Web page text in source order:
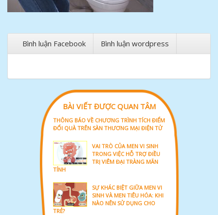
Bình luận Facebook Bình luận wordpress
BÀI VIẾT ĐƯỢC QUAN TÂM
THÔNG BÁO VỀ CHƯƠNG TRÌNH TÍCH ĐIỂM
ĐỔI QUÀ TRÊN SÀN THƯƠNG MẠI ĐIỆN TỬ
VAI TRÒ CỦA MEN VI SINH
TRONG VIỆC HỖ TRỢ ĐIỀU
TRỊ VIÊM ĐẠI TRÀNG MÃN
TÍNH
SỰ KHÁC BIỆT GIỮA MEN VI
SINH VÀ MEN TIÊU HÓA: KHI
NÀO NÊN SỬ DỤNG CHO
TRẺ?